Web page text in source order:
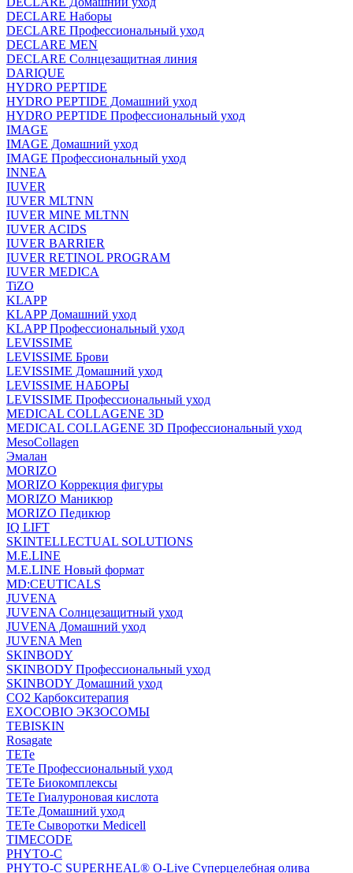
DECLARE Наборы
DECLARE Профессиональный уход
DECLARE MEN
DECLARE Солнцезащитная линия
DARIQUE
HYDRO PEPTIDE
HYDRO PEPTIDE Домашний уход
HYDRO PEPTIDE Профессиональный уход
IMAGE
IMAGE Домашний уход
IMAGE Профессиональный уход
INNEA
IUVER
IUVER MLTNN
IUVER MINE MLTNN
IUVER ACIDS
IUVER BARRIER
IUVER RETINOL PROGRAM
IUVER MEDICA
TiZO
KLAPP
KLAPP Домашний уход
KLAPP Профессиональный уход
LEVISSIME
LEVISSIME Брови
LEVISSIME Домашний уход
LEVISSIME НАБОРЫ
LEVISSIME Профессиональный уход
MEDICAL COLLAGENE 3D
MEDICAL COLLAGENE 3D Профессиональный уход
MesoCollagen
Эмалан
MORIZO
MORIZO Коррекция фигуры
MORIZO Маникюр
MORIZO Педикюр
IQ LIFT
SKINTELLECTUAL SOLUTIONS
M.E.LINE
M.E.LINE Новый формат
MD:CEUTICALS
JUVENA
JUVENA Солнцезащитный уход
JUVENA Домашний уход
JUVENA Men
SKINBODY
SKINBODY Профессиональный уход
SKINBODY Домашний уход
CO2 Карбокситерапия
EXOCOBIO ЭКЗОСОМЫ
TEBISKIN
Rosagate
TETe
TETe Профессиональный уход
TETe Биокомплексы
TETe Гиалуроновая кислота
TETe Домашний уход
TETe Сыворотки Medicell
TIMECODE
PHYTO-C
PHYTO-C SUPERHEAL® O-Live Суперцелебная олива